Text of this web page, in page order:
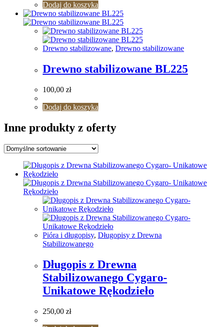
Dodaj do koszyka
Drewno stabilizowane, Drewno stabilizowane
Drewno stabilizowane BL225
100,00 zł
Dodaj do koszyka
Inne produkty z oferty
Pióra i długopisy, Długopisy z Drewna
Stabilizowanego
Długopis z Drewna
Stabilizowanego Cygaro-
Unikatowe Rękodzieło
250,00 zł